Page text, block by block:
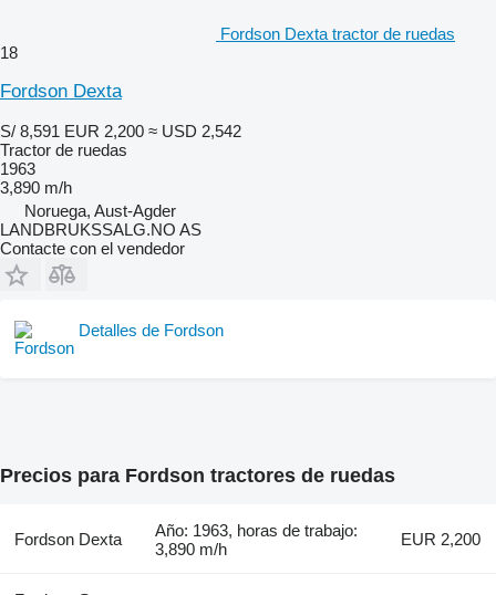
Fordson Dexta tractor de ruedas
18
Fordson Dexta
S/ 8,591 EUR 2,200 ≈ USD 2,542
Tractor de ruedas
1963
3,890 m/h
Noruega, Aust-Agder
LANDBRUKSSALG.NO AS
Contacte con el vendedor
Detalles de Fordson
Precios para Fordson tractores de ruedas
Fordson Dexta
Año: 1963, horas de trabajo:
3,890 m/h
EUR 2,200